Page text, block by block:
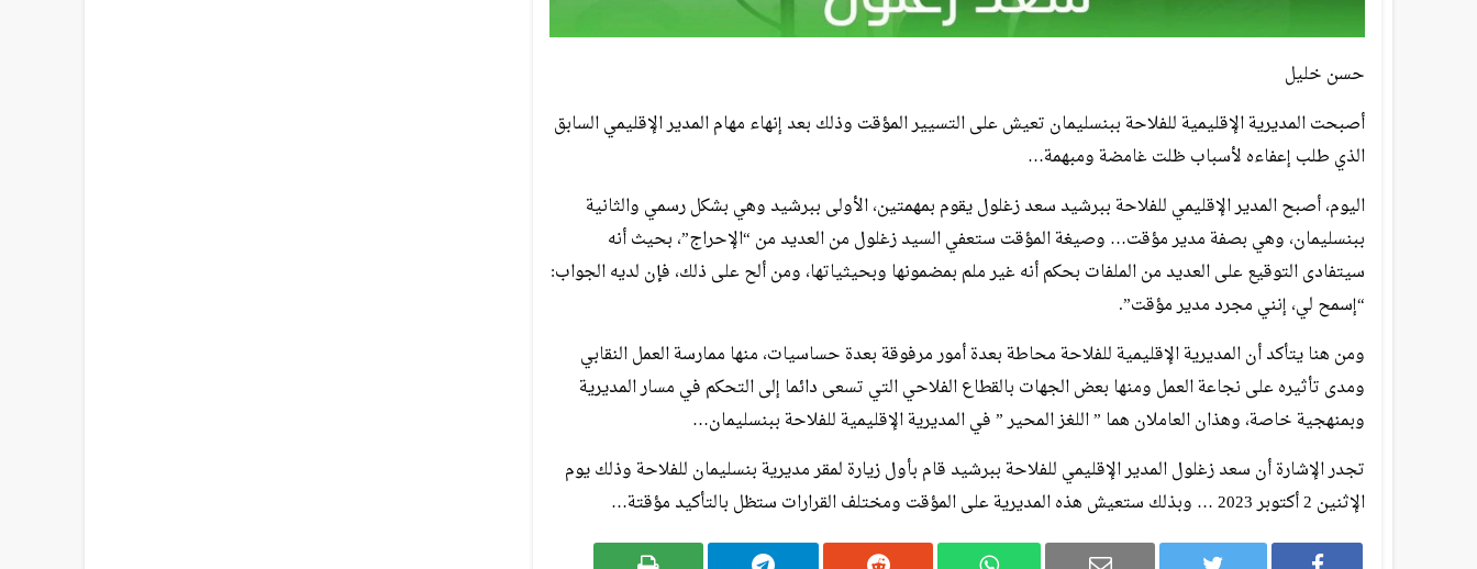
حسن خليل
أصبحت المديرية الإقليمية للفلاحة ببنسليمان تعيش على التسيير المؤقت وذلك بعد إنهاء مهام المدير الإقليمي السابق
الذي طلب إعفاءه لأسباب ظلت غامضة ومبهمة…
اليوم، أصبح المدير الإقليمي للفلاحة ببرشيد سعد زغلول يقوم بمهمتين، الأولى ببرشيد وهي بشكل رسمي والثانية
ببنسليمان، وهي بصفة مدير مؤقت… وصيغة المؤقت ستعفي السيد زغلول من العديد من “الإحراج”، بحيث أنه
سيتفادى التوقيع على العديد من الملفات بحكم أنه غير ملم بمضمونها وبحيثياتها، ومن ألح على ذلك، فإن لديه الجواب:
“إسمح لي، إنني مجرد مدير مؤقت”.
ومن هنا يتأكد أن المديرية الإقليمية للفلاحة محاطة بعدة أمور مرفوقة بعدة حساسيات، منها ممارسة العمل النقابي
ومدى تأثيره على نجاعة العمل ومنها بعض الجهات بالقطاع الفلاحي التي تسعى دائما إلى التحكم في مسار المديرية
وبمنهجية خاصة، وهذان العاملان هما ” اللغز المحير ” في المديرية الإقليمية للفلاحة ببنسليمان…
تجدر الإشارة أن سعد زغلول المدير الإقليمي للفلاحة ببرشيد قام بأول زيارة لمقر مديرية بنسليمان للفلاحة وذلك يوم
الإثنين 2 أكتوبر 2023 … وبذلك ستعيش هذه المديرية على المؤقت ومختلف القرارات ستظل بالتأكيد مؤقتة…